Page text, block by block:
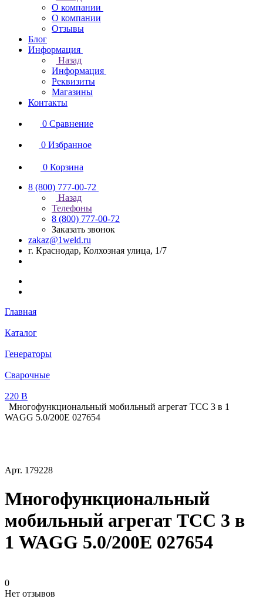
О компании
О компании
Отзывы
Блог
Информация
Назад
Информация
Реквизиты
Магазины
Контакты
0 Сравнение
0 Избранное
0 Корзина
8 (800) 777-00-72
Назад
Телефоны
8 (800) 777-00-72
Заказать звонок
zakaz@1weld.ru
г. Краснодар, Колхозная улица, 1/7
Главная
Каталог
Генераторы
Сварочные
220 В
Многофункциональный мобильный агрегат ТСС 3 в 1
WAGG 5.0/200E 027654
Арт. 179228
Многофункциональный
мобильный агрегат ТСС 3 в
1 WAGG 5.0/200E 027654
0
Нет отзывов